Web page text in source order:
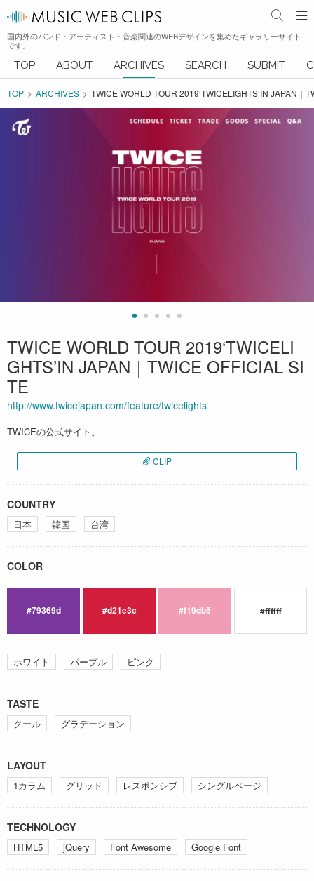
国内外のバンド・アーティスト・音楽関連のWEBデザインを集めたギャラリーサイト
です。
TOP ABOUT ARCHIVES SEARCH SUBMIT
TOP ARCHIVES TWICE WORLD TOUR 2019‘TWICELIGHTS’IN JAPAN｜
TWICE WORLD TOUR 2019‘TWICELI
GHTS’IN JAPAN｜TWICE OFFICIAL SI
TE
http://www.twicejapan.com/feature/twicelights
TWICEの公式サイト。
CLIP
COUNTRY
日本 韓国 台湾
COLOR
#79369d #d21e3c #f19db5 #ffffff
ホワイト パープル ピンク
TASTE
クール グラデーション
LAYOUT
1カラム グリッド レスポンシブ シングルページ
TECHNOLOGY
HTML5 jQuery Font Awesome Google Font